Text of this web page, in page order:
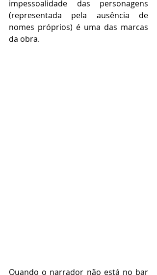
impessoalidade das personagens
(representada pela ausência de
nomes próprios) é uma das marcas
da obra.
Quando o narrador não está no bar